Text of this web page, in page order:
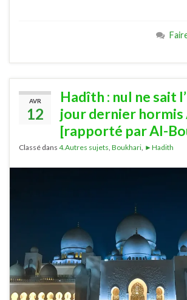
AVR
12
Hadîth : nul ne sait
jour dernier hormis
[rapporté par Al-
Classé dans 4.Autres sujets Boukhari ►Hadith